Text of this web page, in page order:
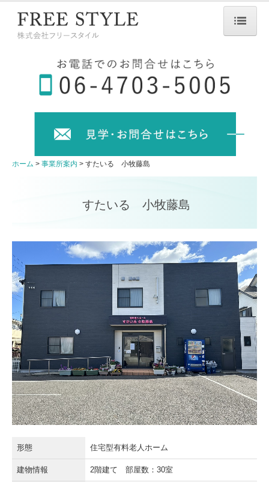
提供サービス
すたいる粉浜西
すたいる南花田
すたいる春日井
すたいる八王子
訪問看護すたいる
すたいる 小牧堀の内
すたいる 久居明神
すたいる 小牧藤島
すたいるうるま
すたいる北九州
会社案内
ホーム 事業所案内 すたいる 小牧藤島
すたいる 小牧藤島
形態 住宅型有料老人ホーム
建物情報 2階建て 部屋数：30室